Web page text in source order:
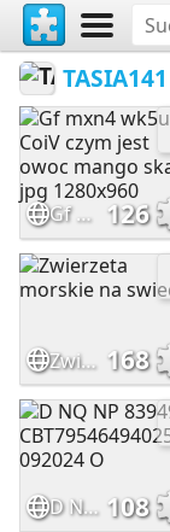
TASIA141
Gf mxn4 wk5u CoiV czym jest owoc mango skad jpg 1280x960 126
Zwierzeta morskie na swiecie 168
D NQ NP 839496 CBT79546494025 092024 O 108